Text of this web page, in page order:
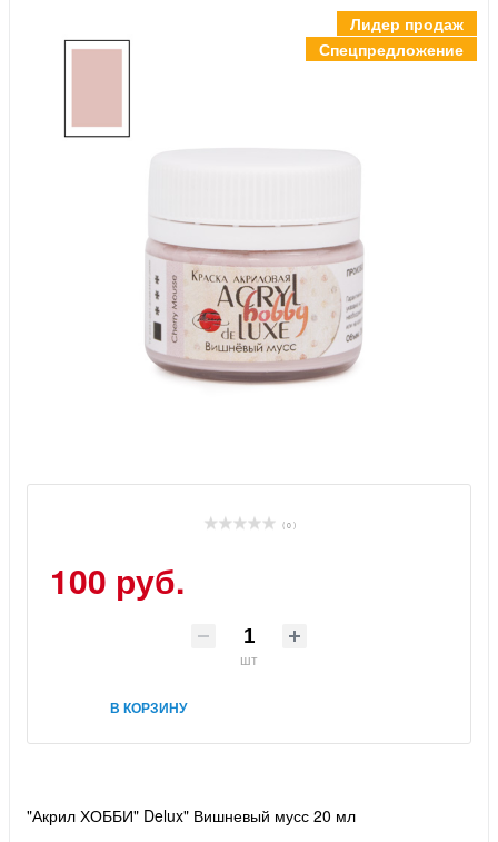
Лидер продаж
Спецпредложение
( 0 )
100 руб.
шт
В КОРЗИНУ
"Акрил ХОББИ" Delux" Вишневый мусс 20 мл